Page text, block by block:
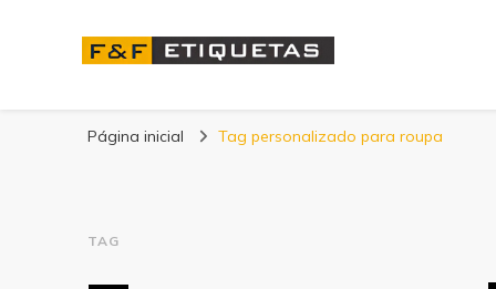
Blog | F&F
Página inicial Tag personalizado para roupa
TAG